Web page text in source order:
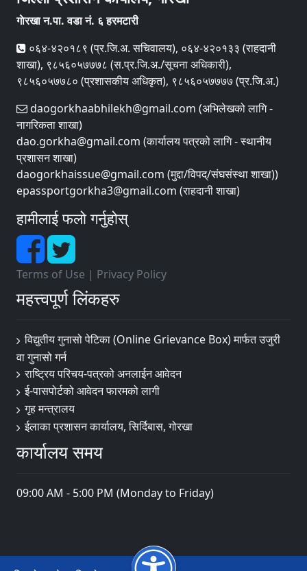
गाेरखा न.पा. वडा नं. ६ हरमटारी
०६४-४२०१८९ (प्र.जि.अ. सचिवालय), ०६४-४२०१३३ (राहदानी
शाखा), ९८५६०५७७७८ (स.प्र.जि.अ./सूचना अधिकारी),
९८५६०५७७८० (प्रशासकीय अधिकृत), ९८५६०५७७७७ (प्र.जि.अ.)
daogorkhaabhilekh@gmail.com (अभिलेखको लागि -
नागरिकता शाखा)
dao.gorkha@gmail.com (कार्यालय पत्रको लागि - स्थानीय
प्रशासन शाखा)
daogorkhaissue@gmail.com (मुद्दा/विपद्/संघसंस्था शाखा))
epassportgorkha3@gmail.com (राहदानी शाखा)
हामीलाई फलो गर्नुहोस्
Terms of Use | Privacy Policy
महत्त्वपूर्ण लिंकहरु
विद्युतीय गुनासो पेटिका (Online Grievance Box) मार्फत उजुरी
वा गुनासो गर्न
राष्‍ट्रिय परिचय-पत्रको अनलाईन आवेदन
ई-पासपोर्टको आवेदन फारमको लागी
गृह मन्त्रालय
ईलाका प्रशासन कार्यालय, सिर्दिबास, गोरखा
कार्यालय समय
09:00 AM - 5:00 PM (Monday to Friday)